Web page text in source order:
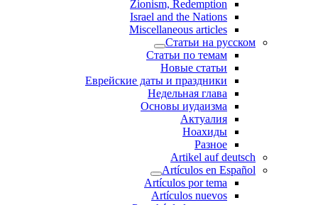
Zionism, Redemption
Israel and the Nations
Miscellaneous articles
Статьи на русском
Статьи по темам
Новые статьи
Еврейские даты и праздники
Недельная глава
Основы иудаизма
Актуалия
Ноахиды
Разное
Artikel auf deutsch
Artículos en Español
Artículos por tema
Artículos nuevos